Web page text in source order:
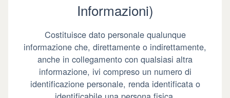
Informazioni)
Costituisce dato personale qualunque
informazione che, direttamente o indirettamente,
anche in collegamento con qualsiasi altra
informazione, ivi compreso un numero di
identificazione personale, renda identificata o